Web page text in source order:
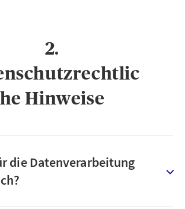
2.
he Hinweise
die Datenverarbeitung